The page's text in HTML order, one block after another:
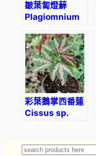
皺葉匐燈蘚
Plagiomnium
彩葉鵝掌西番蓮
Cissus sp.
Search